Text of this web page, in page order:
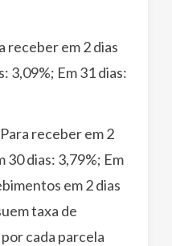
receber em 2 dias
3,09%; Em 31 dias:
Para receber em 2
30 dias: 3,79%; Em
em 2 dias
taxa de
cada parcela